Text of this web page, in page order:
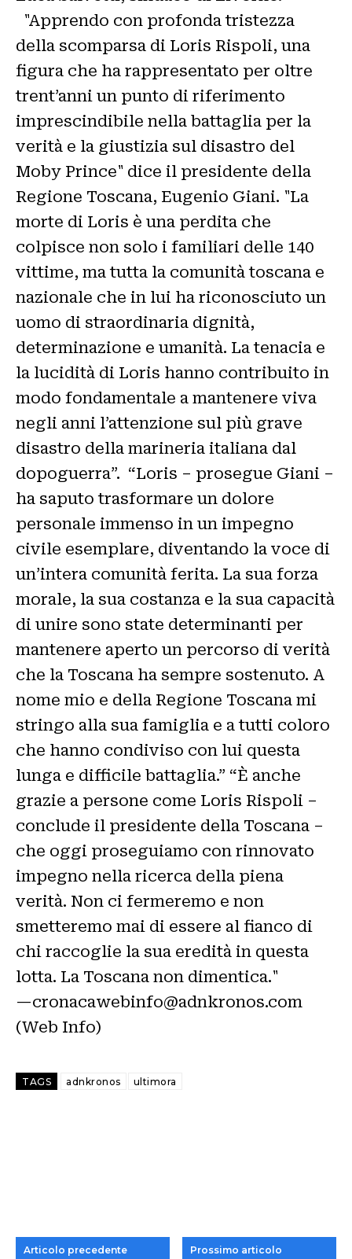
"Apprendo con profonda tristezza
della scomparsa di Loris Rispoli, una
figura che ha rappresentato per oltre
trent’anni un punto di riferimento
imprescindibile nella battaglia per la
verità e la giustizia sul disastro del
Moby Prince" dice il presidente della
Regione Toscana, Eugenio Giani. "La
morte di Loris è una perdita che
colpisce non solo i familiari delle 140
vittime, ma tutta la comunità toscana e
nazionale che in lui ha riconosciuto un
uomo di straordinaria dignità,
determinazione e umanità. La tenacia e
la lucidità di Loris hanno contribuito in
modo fondamentale a mantenere viva
negli anni l’attenzione sul più grave
disastro della marineria italiana dal
dopoguerra”. “Loris – prosegue Giani –
ha saputo trasformare un dolore
personale immenso in un impegno
civile esemplare, diventando la voce di
un’intera comunità ferita. La sua forza
morale, la sua costanza e la sua capacità
di unire sono state determinanti per
mantenere aperto un percorso di verità
che la Toscana ha sempre sostenuto. A
nome mio e della Regione Toscana mi
stringo alla sua famiglia e a tutti coloro
che hanno condiviso con lui questa
lunga e difficile battaglia.” “È anche
grazie a persone come Loris Rispoli –
conclude il presidente della Toscana –
che oggi proseguiamo con rinnovato
impegno nella ricerca della piena
verità. Non ci fermeremo e non
smetteremo mai di essere al fianco di
chi raccoglie la sua eredità in questa
lotta. La Toscana non dimentica."
—cronacawebinfo@adnkronos.com
(Web Info)
TAGS adnkronos ultimora
Articolo precedente Prossimo articolo